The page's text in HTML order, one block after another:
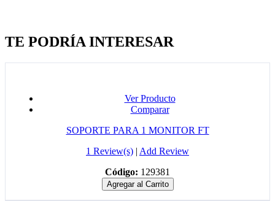
TE PODRÍA INTERESAR
Ver Producto
Comparar
SOPORTE PARA 1 MONITOR FT
1 Review(s) | Add Review
Código: 129381
Agregar al Carrito